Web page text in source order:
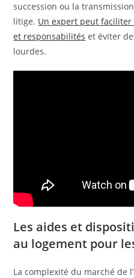
succession ou la
litige. Un expert peut
et responsabilités et éviter
lourdes.
Les aides et
au logement pour
La complexité du marché de